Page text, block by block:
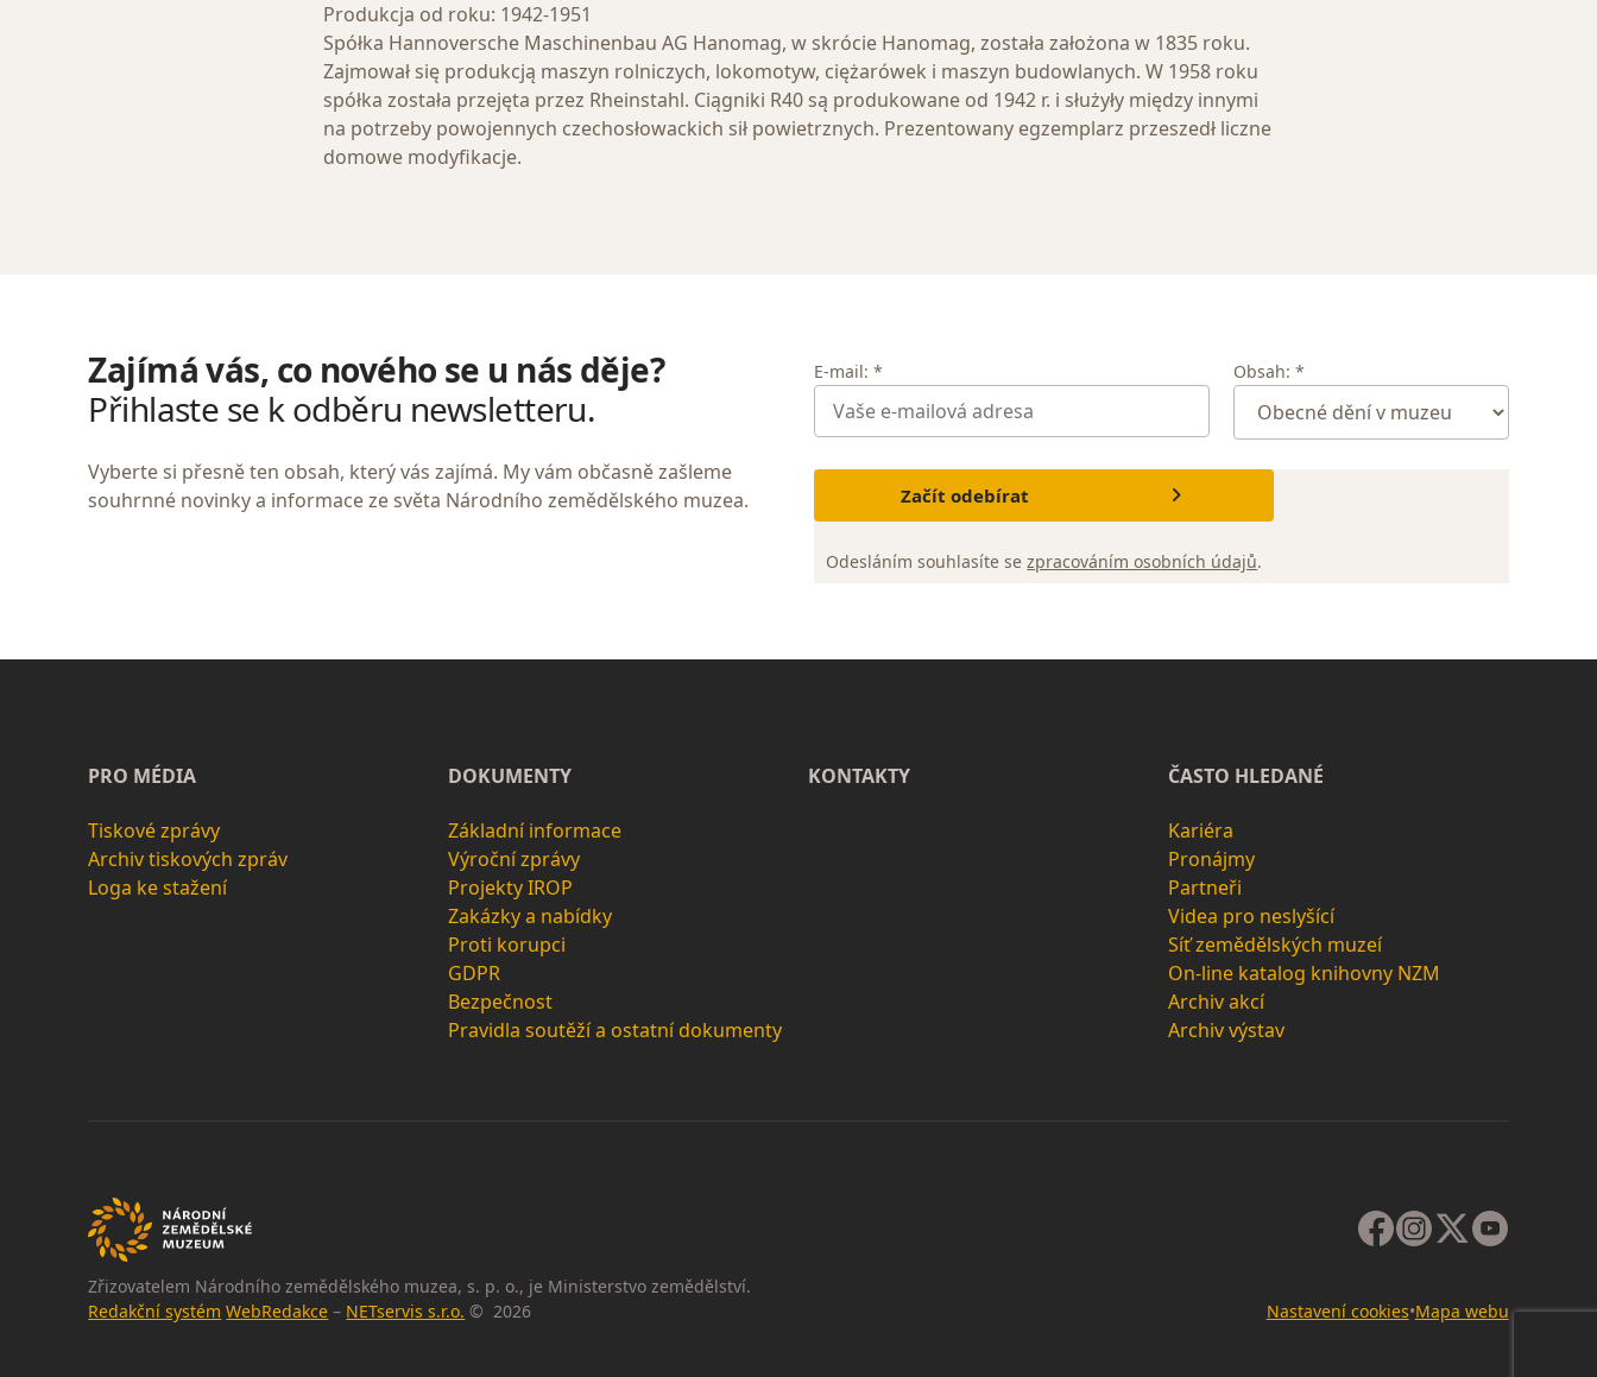
Produkcja od roku: 1942-1951
Spółka Hannoversche Maschinenbau AG Hanomag, w skrócie Hanomag, została założona w 1835 roku.
Zajmował się produkcją maszyn rolniczych, lokomotyw, ciężarówek i maszyn budowlanych. W 1958 roku
spółka została przejęta przez Rheinstahl. Ciągniki R40 są produkowane od 1942 r. i służyły między innymi
na potrzeby powojennych czechosłowackich sił powietrznych. Prezentowany egzemplarz przeszedł liczne
domowe modyfikacje.
Zajímá vás, co nového se u nás děje?
Přihlaste se k odběru newsletteru.
Vyberte si přesně ten obsah, který vás zajímá. My vám občasně zašleme
souhrnné novinky a informace ze světa Národního zemědělského muzea.
E-mail: * Obsah: *
Začít odebírat
Odesláním souhlasíte sezpracováním osobních údajů.
PRO MÉDIA
Tiskové zprávy
Archiv tiskových zpráv
Loga ke stažení
DOKUMENTY
Základní informace
Výroční zprávy
Projekty IROP
Zakázky a nabídky
Proti korupci
GDPR
Bezpečnost
Pravidla soutěží a ostatní dokumenty
KONTAKTY ČASTO HLEDANÉ
Kariéra
Pronájmy
Partneři
Videa pro neslyšící
Síť zemědělských muzeí
On-line katalog knihovny NZM
Archiv akcí
Archiv výstav
Zřizovatelem Národního zemědělského muzea, s. p. o., je Ministerstvo zemědělství.
Redakční systém WebRedakce – NETservis s.r.o. © 2026 Nastavení cookies•Mapa webu